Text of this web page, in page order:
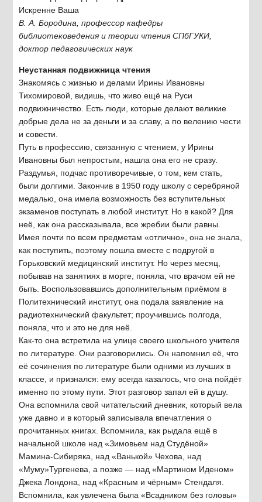
Искренне Ваша
В. А. Бородина, профессор кафедры
библиотековедения и теории чтения СПбГУКИ,
доктор педагогических наук
Неустанная подвижница чтения
Знакомясь с жизнью и делами Ирины Ивановны
Тихомировой, видишь, что живо ещё на Руси
подвижничество. Есть люди, которые делают великие
добрые дела не за деньги и за славу, а по велению чести
и совести.
Путь в профессию, связанную с чтением, у Ирины
Ивановны был непростым, нашла она его не сразу.
Раздумья, подчас противоречивые, о том, кем стать,
были долгими. Закончив в 1950 году школу с серебряной
медалью, она имела возможность без вступительных
экзаменов поступать в любой институт. Но в какой? Для
неё, как она рассказывала, все жребии были равны.
Имея почти по всем предметам «отлично», она не знала,
как поступить, поэтому пошла вместе с подругой в
Горьковский медицинский институт. Но через месяц,
побывав на занятиях в морге, поняла, что врачом ей не
быть. Воспользовавшись дополнительным приёмом в
Политехнический институт, она подала заявление на
радиотехнический факультет; проучившись полгода,
поняла, что и это не для неё.
Как-то она встретила на улице своего школьного учителя
по литературе. Они разговорились. Он напомнил её, что
её сочинения по литературе были одними из лучших в
классе, и признался: ему всегда казалось, что она пойдёт
именно по этому пути. Этот разговор запал ей в душу.
Она вспомнила свой читательский дневник, который вела
уже давно и в который записывала впечатления о
прочитанных книгах. Вспомнила, как рыдала ещё в
начальной школе над «Зимовьем над Студёной»
Мамина-Сибиряка, над «Ванькой» Чехова, над
«Муму»Тургенева, а позже — над «Мартином Иденом»
Джека Лондона, над «Красным и чёрным» Стендаля.
Вспомнила, как увлечена была «Всадником без головы»